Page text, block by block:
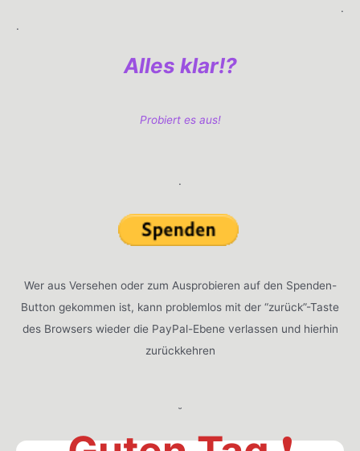
.
.
Alles klar!?
Probiert es aus!
.
Wer aus Versehen oder zum Ausprobieren auf den Spenden-
Button gekommen ist, kann problemlos mit der “zurück”-Taste
des Browsers wieder die PayPal-Ebene verlassen und hierhin
zurückkehren
˘